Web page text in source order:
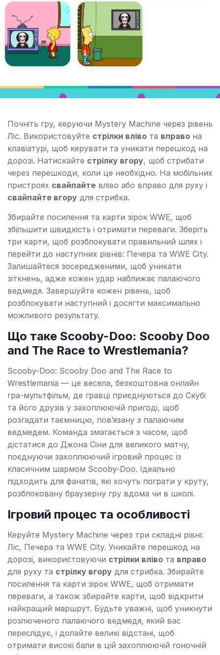
Почніть гру, керуючи Mystery Machine через рівень
Ліс. Використовуйте стрілки вліво та вправо на
клавіатурі, щоб керувати та уникати перешкод на
дорозі. Натискайте стрілку вгору, щоб стрибати
через перешкоди, коли це необхідно. На мобільних
пристроях свайпайте вліво або вправо для руху і
свайпайте вгору для стрибка.
Збирайте посилення та карти зірок WWE, щоб
збільшити швидкість і отримати переваги. Зберіть
три карти, щоб розблокувати правильний шлях і
перейти до наступних рівнів: Печера та WWE City.
Залишайтеся зосередженими, щоб уникати
зіткнень, адже кожен удар наближає палаючого
ведмедя. Завершуйте кожен рівень, щоб
розблокувати наступний і досягти максимально
можливого результату.
Що таке Scooby-Doo: Scooby Doo
and The Race to Wrestlemania?
Scooby-Doo: Scooby Doo and The Race to
Wrestlemania — це весела, безкоштовна онлайн
гра-мультфільм, де гравці приєднуються до Скубі
та його друзів у захоплюючій пригоді, щоб
розгадати таємницю, пов’язану з палаючим
ведмедем. Команда змагається з часом, щоб
дістатися до Джона Сіни для великого матчу,
поєднуючи захоплюючий ігровий процес із
класичним шармом Scooby-Doo. Ідеально
підходить для фанатів, які хочуть пограти у круту,
розблоковану браузерну гру вдома чи в школі.
Ігровий процес та особливості
Керуйте Mystery Machine через три складні рівні:
Ліс, Печера та WWE City. Уникайте перешкод на
дорозі, використовуючи стрілки вліво та вправо
для руху та стрілку вгору для стрибка. Збирайте
посилення та карти зірок WWE, щоб отримати
переваги, а також збирайте карти, щоб відкрити
найкращий маршрут. Будьте уважні, щоб уникнути
розлюченого палаючого ведмедя, який вас
переслідує, і долайте великі відстані, щоб
отримати високі бали в цій захоплюючій гоночній